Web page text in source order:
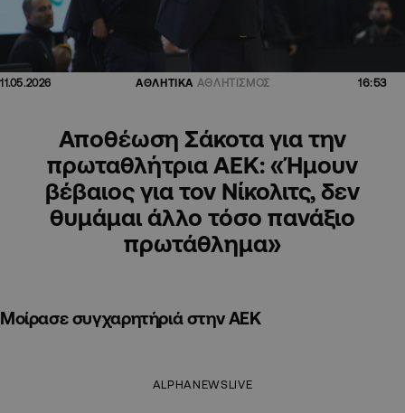
11.05.2026 ΑΘΛΗΤΙΚΑ ΑΘΛΗΤΙΣΜΟΣ 16:53
Αποθέωση Σάκοτα για την
πρωταθλήτρια ΑΕΚ: «Ήμουν
βέβαιος για τον Νίκολιτς, δεν
θυμάμαι άλλο τόσο πανάξιο
πρωτάθλημα»
Mοίρασε συγχαρητήριά στην ΑΕΚ
ALPHANEWSLIVE